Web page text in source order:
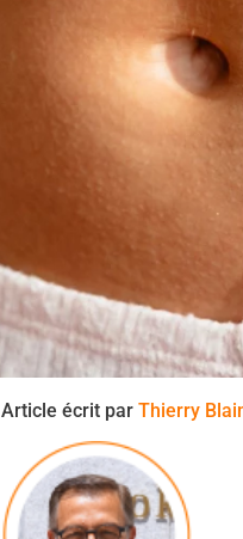
Article écrit par Thierry